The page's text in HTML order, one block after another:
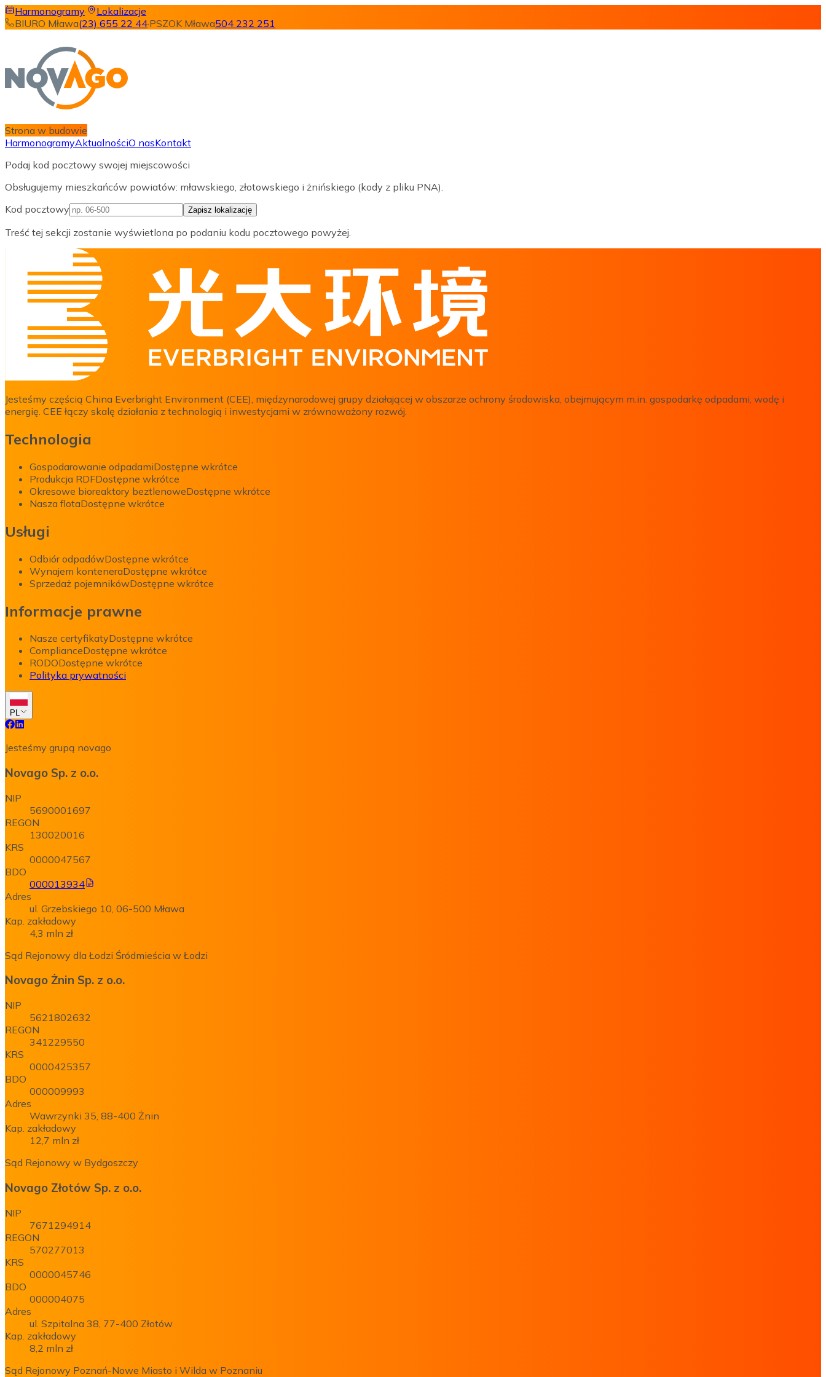
Harmonogramy·
Lokalizacje
BIURO Mława(23) 655 22 44·PSZOK Mława504 232 251
Strona w budowie
HarmonogramyAktualnościO nasKontakt
Podaj kod pocztowy swojej miejscowości
Obsługujemy mieszkańców powiatów: mławskiego, złotowskiego i żnińskiego (kody z pliku PNA).
Kod pocztowy
Zapisz lokalizację
Treść tej sekcji zostanie wyświetlona po podaniu kodu pocztowego powyżej.
Jesteśmy częścią China Everbright Environment (CEE), międzynarodowej grupy działającej w obszarze ochrony środowiska, obejmującym m.in. gospodarkę odpadami, wodę i
energię. CEE łączy skalę działania z technologią i inwestycjami w zrównoważony rozwój.
Technologia
Gospodarowanie odpadamiDostępne wkrótce
Produkcja RDFDostępne wkrótce
Okresowe bioreaktory beztlenoweDostępne wkrótce
Nasza flotaDostępne wkrótce
Usługi
Odbiór odpadówDostępne wkrótce
Wynajem konteneraDostępne wkrótce
Sprzedaż pojemnikówDostępne wkrótce
Informacje prawne
Nasze certyfikatyDostępne wkrótce
ComplianceDostępne wkrótce
RODODostępne wkrótce
Polityka prywatności
PL
Jesteśmy grupą novago
Novago Sp. z o.o.
NIP
5690001697
REGON
130020016
KRS
0000047567
BDO
000013934
Adres
ul. Grzebskiego 10, 06-500 Mława
Kap. zakładowy
4,3 mln zł
Sąd Rejonowy dla Łodzi Śródmieścia w Łodzi
Novago Żnin Sp. z o.o.
NIP
5621802632
REGON
341229550
KRS
0000425357
BDO
000009993
Adres
Wawrzynki 35, 88-400 Żnin
Kap. zakładowy
12,7 mln zł
Sąd Rejonowy w Bydgoszczy
Novago Złotów Sp. z o.o.
NIP
7671294914
REGON
570277013
KRS
0000045746
BDO
000004075
Adres
ul. Szpitalna 38, 77-400 Złotów
Kap. zakładowy
8,2 mln zł
Sąd Rejonowy Poznań-Nowe Miasto i Wilda w Poznaniu